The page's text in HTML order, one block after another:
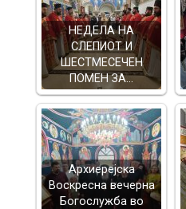
НЕДЕЛА НА
СЛЕПИОТ И
ШЕСТМЕСЕЧЕН
ПОМЕН ЗА…
Архиерејска
Воскресна вечерна
Богослужба во